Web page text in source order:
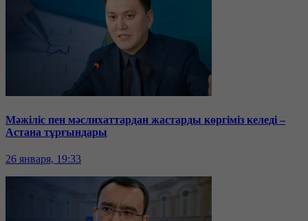
Мәжіліс пен мәслихаттардан жастарды көргіміз келеді –
Астана тұрғындары
26 января, 19:33